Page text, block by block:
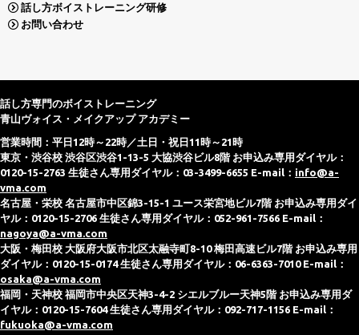
話し方ボイストレーニング研修
お問い合わせ
話し方専門のボイストレーニング
青山ヴォイス・メイクアップ アカデミー
営業時間：平日12時～22時／土日・祝日11時～21時
東京・渋谷校 渋谷区渋谷1-13-5 大協渋谷ビル8階 お申込み専用ダイヤル：
0120-15-2763 生徒さん専用ダイヤル：03-3499-6655 E-mail： info@a-
vma.com
名古屋・栄校 名古屋市中区錦3-15-1 ユース栄宮地ビル7階 お申込み専用ダイ
ヤル：0120-15-2706 生徒さん専用ダイヤル：052-961-7566 E-mail：
nagoya@a-vma.com
大阪・梅田校 大阪府大阪市北区太融寺町8-10 梅田高速ビル7階 お申込み専用
ダイヤル：0120-15-0174 生徒さん専用ダイヤル：06-6363-7010 E-mail：
osaka@a-vma.com
福岡・天神校 福岡市中央区天神3-4-2 シエルブルー天神5階 お申込み専用ダ
イヤル：0120-15-7604 生徒さん専用ダイヤル：092-717-1156 E-mail：
fukuoka@a-vma.com